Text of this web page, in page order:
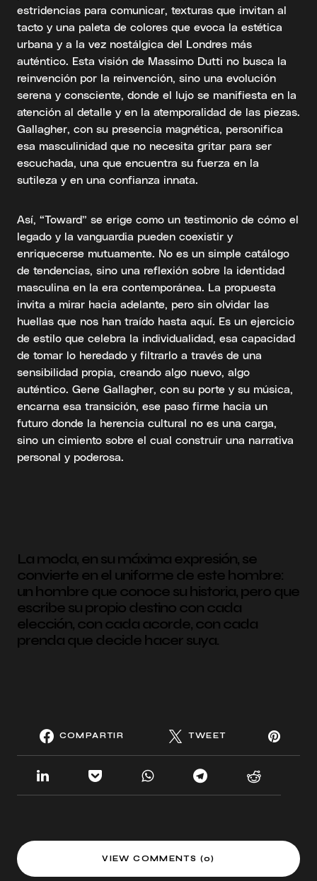
estridencias para comunicar, texturas que invitan al
tacto y una paleta de colores que evoca la estética
urbana y a la vez nostálgica del Londres más
auténtico. Esta visión de Massimo Dutti no busca la
reinvención por la reinvención, sino una evolución
serena y consciente, donde el lujo se manifiesta en la
atención al detalle y en la atemporalidad de las piezas.
Gallagher, con su presencia magnética, personifica
esa masculinidad que no necesita gritar para ser
escuchada, una que encuentra su fuerza en la
sutileza y en una confianza innata.
Así, “Toward” se erige como un testimonio de cómo el
legado y la vanguardia pueden coexistir y
enriquecerse mutuamente. No es un simple catálogo
de tendencias, sino una reflexión sobre la identidad
masculina en la era contemporánea. La propuesta
invita a mirar hacia adelante, pero sin olvidar las
huellas que nos han traído hasta aquí. Es un ejercicio
de estilo que celebra la individualidad, esa capacidad
de tomar lo heredado y filtrarlo a través de una
sensibilidad propia, creando algo nuevo, algo
auténtico. Gene Gallagher, con su porte y su música,
encarna esa transición, ese paso firme hacia un
futuro donde la herencia cultural no es una carga,
sino un cimiento sobre el cual construir una narrativa
personal y poderosa.
La moda, en su máxima expresión, se
convierte en el uniforme de este hombre:
un hombre que conoce su historia, pero que
escribe su propio destino con cada
elección, con cada acorde, con cada
prenda que decide hacer suya.
COMPARTIR TWEET
VIEW COMMENTS (0)